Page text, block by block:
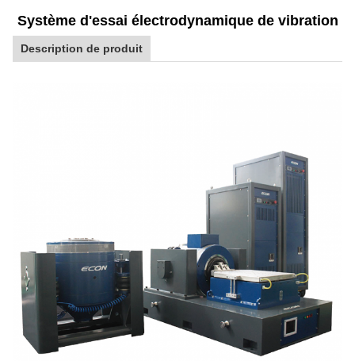
Système d'essai électrodynamique de vibration
Description de produit